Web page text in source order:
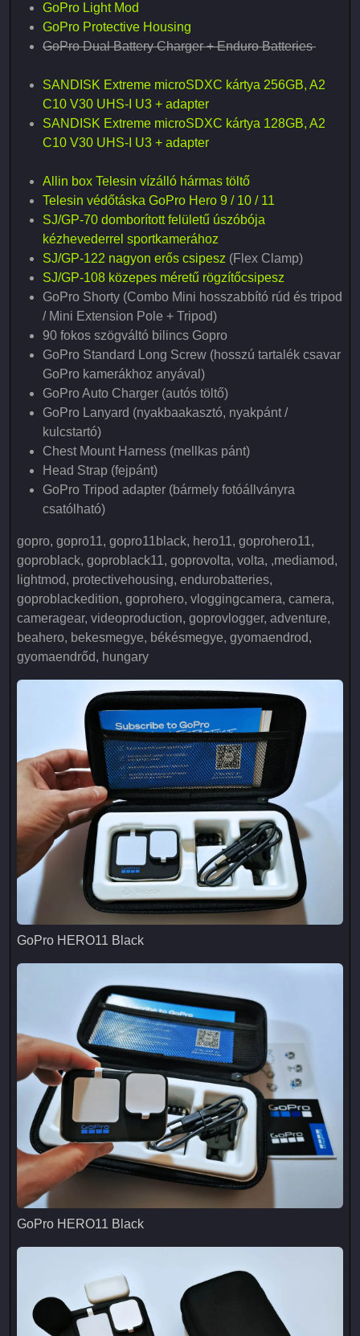
GoPro Light Mod
GoPro Protective Housing
GoPro Dual Battery Charger + Enduro Batteries
SANDISK Extreme microSDXC kártya 256GB, A2
C10 V30 UHS-I U3 + adapter
SANDISK Extreme microSDXC kártya 128GB, A2
C10 V30 UHS-I U3 + adapter
Allin box Telesin vízálló hármas töltő
Telesin védőtáska GoPro Hero 9 / 10 / 11
SJ/GP-70 domborított felületű úszóbója
kézhevederrel sportkamerához
SJ/GP-122 nagyon erős csipesz (Flex Clamp)
SJ/GP-108 közepes méretű rögzítőcsipesz
GoPro Shorty (Combo Mini hosszabbító rúd és tripod
/ Mini Extension Pole + Tripod)
90 fokos szögváltó bilincs Gopro
GoPro Standard Long Screw (hosszú tartalék csavar
GoPro kamerákhoz anyával)
GoPro Auto Charger (autós töltő)
GoPro Lanyard (nyakbaakasztó, nyakpánt /
kulcstartó)
Chest Mount Harness (mellkas pánt)
Head Strap (fejpánt)
GoPro Tripod adapter (bármely fotóállványra
csatólható)
gopro, gopro11, gopro11black, hero11, goprohero11,
goproblack, goproblack11, goprovolta, volta, ,mediamod,
lightmod, protectivehousing, endurobatteries,
goproblackedition, goprohero, vloggingcamera, camera,
cameragear, videoproduction, goprovlogger, adventure,
beahero, bekesmegye, békésmegye, gyomaendrod,
gyomaendrőd, hungary
GoPro HERO11 Black
GoPro HERO11 Black
GoPro HERO11 Black
GoPro HERO11 Black